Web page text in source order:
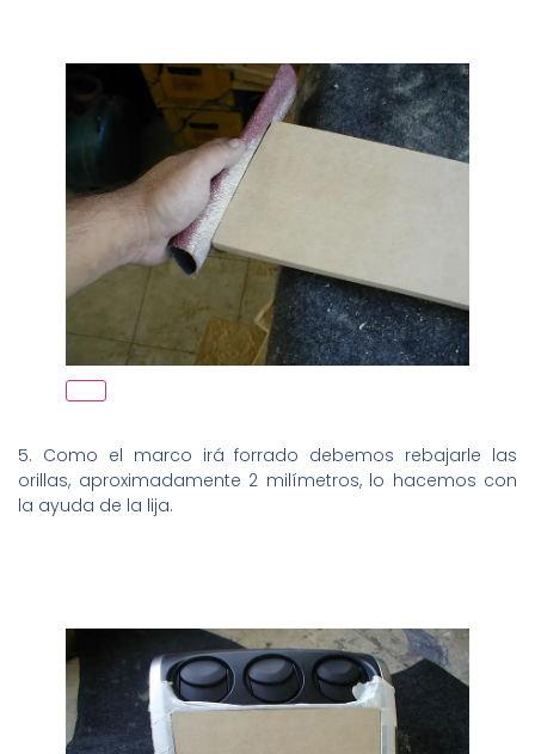
5. Como el marco irá forrado debemos rebajarle las
orillas, aproximadamente 2 milímetros, lo hacemos con
la ayuda de la lija.